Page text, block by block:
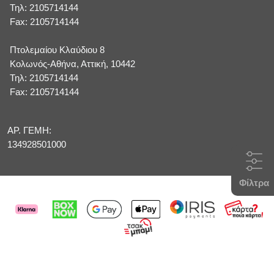
Φίλτρα
Τηλ: 2105714144
Fax: 2105714144
Πτολεμαίου Κλαύδιου 8
Κολωνός-Αθήνα, Αττική, 10442
Τηλ: 2105714144
Fax: 2105714144
ΑΡ. ΓΕΜΗ:
134928501000